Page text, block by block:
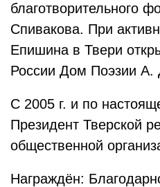
благотворительного
Спивакова. При
Епишина в Твери
России Дом Поэзии А.
С 2005 г. и по
Президент Тверской
общественной
Награждён: